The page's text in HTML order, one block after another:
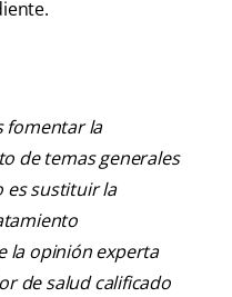
fomentar la
de temas generales
es sustituir la
la opinión experta
de salud calificado